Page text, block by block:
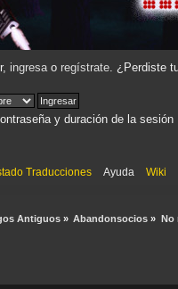
ingresao regístrate. ¿Perdiste
y duración de la sesión
Traducciones Ayuda Wiki
Antiguos» Abandonsocios » No